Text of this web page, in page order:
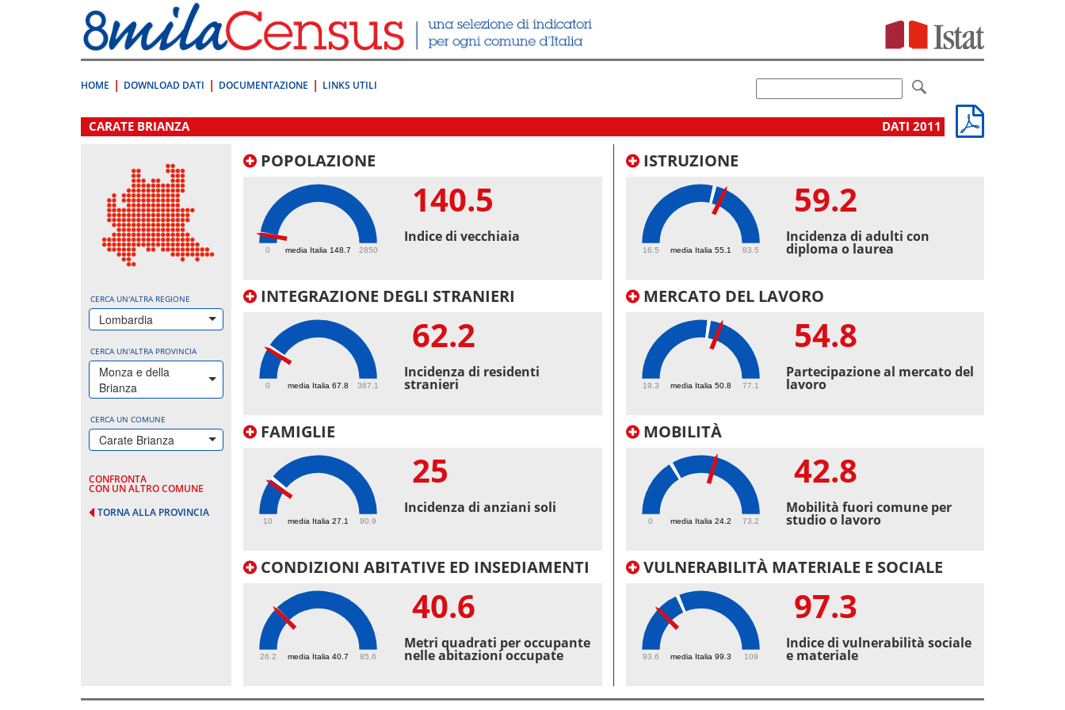
direttamente
a:
Contenuto
HOME DOWNLOAD DATI DOCUMENTAZIONE LINKS UTILI
.
CARATE BRIANZA DATI 2011
CERCA UN'ALTRA REGIONE
Lombardia
CERCA UN'ALTRA PROVINCIA
Monza e della
Brianza
CERCA UN COMUNE
Carate Brianza
CONFRONTA
CON UN ALTRO COMUNE
TORNA ALLA PROVINCIA
POPOLAZIONE
media Italia 148.7
0 2850
140.5
Indice di vecchiaia
INTEGRAZIONE DEGLI STRANIERI
media Italia 67.8
0 367.1
62.2
Incidenza di residenti
stranieri
FAMIGLIE
media Italia 27.1
10 90.9
25
Incidenza di anziani soli
CONDIZIONI ABITATIVE ED INSEDIAMENTI
media Italia 40.7
26.2 85.6
40.6
Metri quadrati per occupante
nelle abitazioni occupate
ISTRUZIONE
media Italia 55.1
16.5 83.5
59.2
Incidenza di adulti con
diploma o laurea
MERCATO DEL LAVORO
media Italia 50.8
19.3 77.1
54.8
Partecipazione al mercato del
lavoro
MOBILITÀ
media Italia 24.2
0 73.2
42.8
Mobilità fuori comune per
studio o lavoro
VULNERABILITÀ MATERIALE E SOCIALE
media Italia 99.3
93.6 109
97.3
Indice di vulnerabilità sociale
e materiale